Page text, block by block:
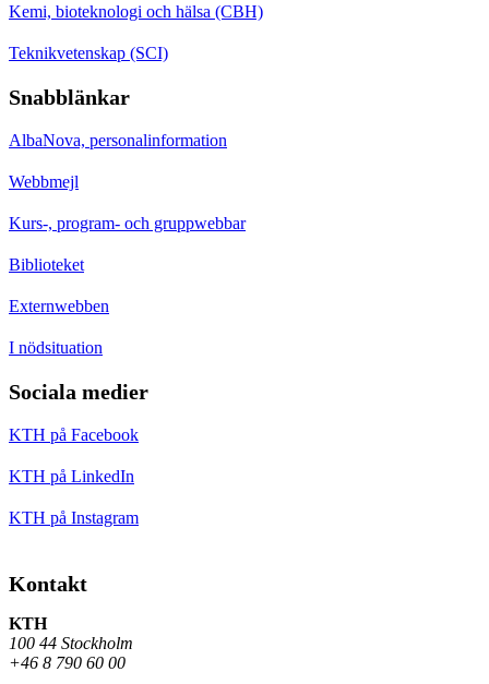
Kemi, bioteknologi och hälsa (CBH)
Teknikvetenskap (SCI)
Snabblänkar
AlbaNova, personalinformation
Webbmejl
Kurs-, program- och gruppwebbar
Biblioteket
Externwebben
I nödsituation
Sociala medier
KTH på Facebook
KTH på LinkedIn
KTH på Instagram
Kontakt
KTH
100 44 Stockholm
+46 8 790 60 00